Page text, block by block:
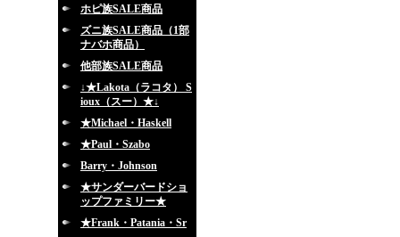
ホピ族SALE商品
ズニ族SALE商品（1部
ナバホ商品）
他部族SALE商品
↓★Lakota（ラコタ） S
ioux（スー）★↓
★Michael・Haskell
★Paul・Szabo
Barry・Johnson
★サンダーバードショ
ップファミリー★
★Frank・Patania・Sr